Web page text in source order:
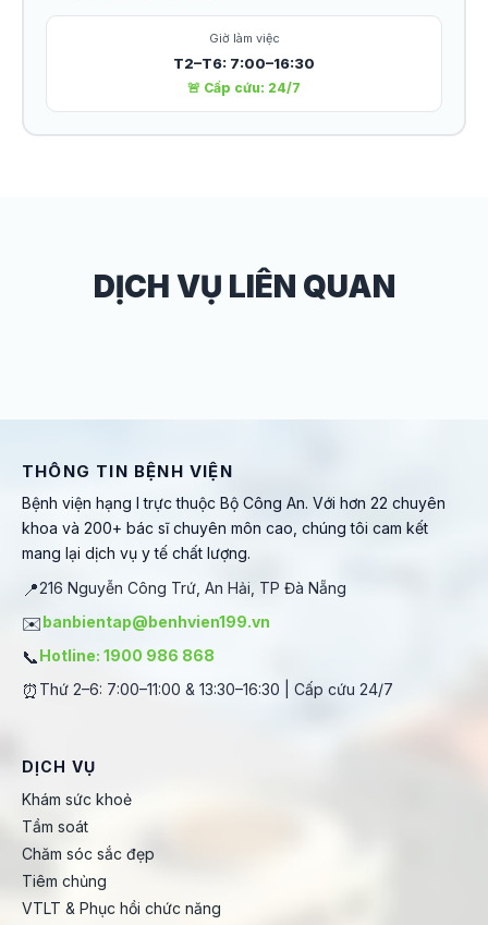
Giờ làm việc
T2–T6: 7:00–16:30
🚨 Cấp cứu: 24/7
DỊCH VỤ LIÊN QUAN
THÔNG TIN BỆNH VIỆN
Bệnh viện hạng I trực thuộc Bộ Công An. Với hơn 22 chuyên
khoa và 200+ bác sĩ chuyên môn cao, chúng tôi cam kết
mang lại dịch vụ y tế chất lượng.
📍216 Nguyễn Công Trứ, An Hải, TP Đà Nẵng
✉️banbientap@benhvien199.vn
📞Hotline: 1900 986 868
⏰ Thứ 2–6: 7:00–11:00 & 13:30–16:30 | Cấp cứu 24/7
DỊCH VỤ
Khám sức khoẻ
Tầm soát
Chăm sóc sắc đẹp
Tiêm chủng
VTLT & Phục hồi chức năng